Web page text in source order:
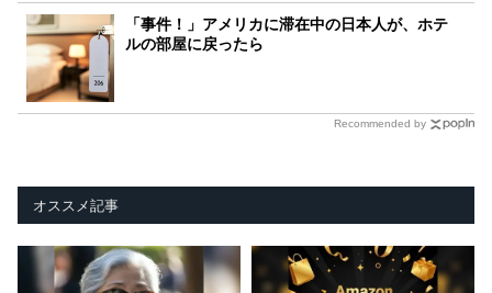
「事件！」アメリカに滞在中の日本人が、ホテ
ルの部屋に戻ったら
Recommended by
オススメ記事